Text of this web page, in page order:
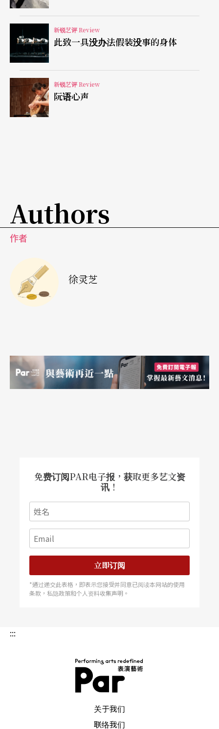
新锐艺评 Review
此致一具没办法假装没事的身体
新锐艺评 Review
阮语心声
Authors
作者
徐灵芝
免费订阅PAR电子报，获取更多艺文资
讯！
立即订阅
*通过递交此表格，即表示您接受并同意已阅读本网站的使用
条款，私隐政策和个人资料收集声明。
:::
关于我们
联络我们